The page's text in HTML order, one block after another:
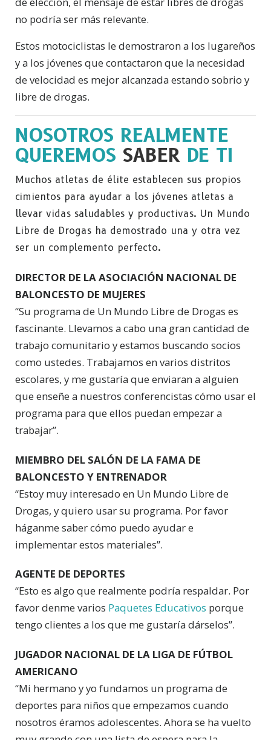
no podría ser más relevante.
Estos motociclistas le demostraron a los lugareños
y a los jóvenes que contactaron que la necesidad
de velocidad es mejor alcanzada estando sobrio y
libre de drogas.
NOSOTROS REALMENTE
QUEREMOS SABER DE TI
Muchos atletas de élite establecen sus propios
cimientos para ayudar a los jóvenes atletas a
llevar vidas saludables y productivas. Un Mundo
Libre de Drogas ha demostrado una y otra vez
ser un complemento perfecto.
DIRECTOR DE LA ASOCIACIÓN NACIONAL DE
BALONCESTO DE MUJERES
“Su programa de Un Mundo Libre de Drogas es
fascinante. Llevamos a cabo una gran cantidad de
trabajo comunitario y estamos buscando socios
como ustedes. Trabajamos en varios distritos
escolares, y me gustaría que enviaran a alguien
que enseñe a nuestros conferencistas cómo usar el
programa para que ellos puedan empezar a
trabajar”.
MIEMBRO DEL SALÓN DE LA FAMA DE
BALONCESTO Y ENTRENADOR
“Estoy muy interesado en Un Mundo Libre de
Drogas, y quiero usar su programa. Por favor
háganme saber cómo puedo ayudar e
implementar estos materiales”.
AGENTE DE DEPORTES
“Esto es algo que realmente podría respaldar. Por
favor denme varios Paquetes Educativos porque
tengo clientes a los que me gustaría dárselos”.
JUGADOR NACIONAL DE LA LIGA DE FÚTBOL
AMERICANO
“Mi hermano y yo fundamos un programa de
deportes para niños que empezamos cuando
nosotros éramos adolescentes. Ahora se ha vuelto